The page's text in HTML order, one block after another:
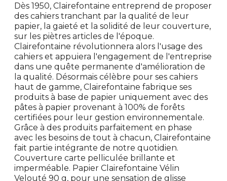
Dès 1950, Clairefontaine entreprend de proposer
des cahiers tranchant par la qualité de leur
papier, la gaieté et la solidité de leur couverture,
sur les piètres articles de l'époque.
Clairefontaine révolutionnera alors l'usage des
cahiers et appuiera l'engagement de l'entreprise
dans une quête permanente d'amélioration de
la qualité. Désormais célèbre pour ses cahiers
haut de gamme, Clairefontaine fabrique ses
produits à base de papier uniquement avec des
pâtes à papier provenant à 100% de forêts
certifiées pour leur gestion environnementale.
Grâce à des produits parfaitement en phase
avec les besoins de tout à chacun, Clairefontaine
fait partie intégrante de notre quotidien.
Couverture carte pelliculée brillante et
imperméable. Papier Clairefontaine Vélin
Velouté 90 g, pour une sensation de glisse